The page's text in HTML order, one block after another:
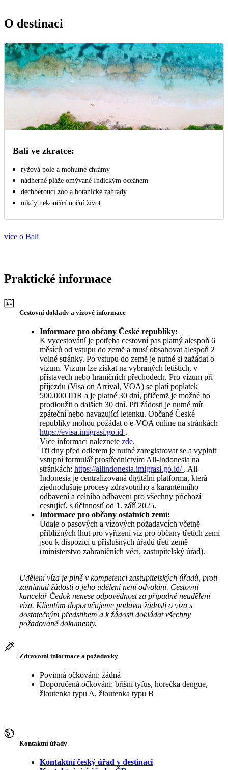
O destinaci
Bali ve zkratce:
rýžová pole a mohutné chrámy
nádherné pláže omývané Indickým oceánem
dechberoucí zoo a botanické zahrady
nikdy nekončící noční život
více o Bali
Praktické informace
Cestovní doklady a vízové informace
Informace pro občany České republiky:
K vycestování je potřeba cestovní pas platný alespoň 6
měsíců od vstupu do země a musí obsahovat alespoň 2
volné stránky. Po vstupu do země je nutné si zažádat o
vízum. Vízum lze získat na vybraných letištích, v
přístavech nebo hraničních přechodech. Pro vízum při
příjezdu (Visa on Arrival, VOA) se platí poplatek
500.000 IDR a je platné 30 dní, přičemž je možné ho
prodloužit o dalších 30 dní. Při žádosti je nutné mít
zpáteční nebo navazující letenku. Občané České
republiky mohou požádat o e-VOA online na stránkách
https://evisa.imigrasi.go.id .
Více informací naleznete zde.
Tři dny před odletem je nutné zaregistrovat se a vyplnit
vstupní formulář prostřednictvím All-Indonesia na
stránkách: https://allindonesia.imigrasi.go.id/ . All-
Indonesia je centralizovaná digitální platforma, která
zjednodušuje procesy zdravotního a karanténního
odbavení a celního odbavení pro všechny příchozí
cestující, s účinností od 1. září 2025.
Informace pro občany ostatních zemí:
Údaje o pasových a vízových požadavcích včetně
přibližných lhůt pro vyřízení víz pro občany třetích zemí
jsou k dispozici u příslušných úřadů třetí země
(ministerstvo zahraničních věcí, zastupitelský úřad).
Udělení víza je plně v kompetenci zastupitelských úřadů, proti
zamítnutí žádosti o jeho udělení není odvolání. Cestovní
kancelář Čedok nenese odpovědnost za případné neudělení
víza. Klientům doporučujeme podávat žádosti o víza s
dostatečným předstihem a k žádosti dokládat všechny
požadované dokumenty.
Zdravotní informace a požadavky
Povinná očkování: žádná
Doporučená očkování: břišní tyfus, horečka dengue,
žloutenka typu A, žloutenka typu B
Kontaktní úřady
Kontaktní český úřad v destinaci